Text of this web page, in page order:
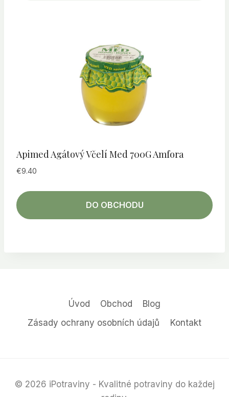
Apimed Agátový Včelí Med 700G Amfora
€9.40
DO OBCHODU
Úvod Obchod
Blog
Zásady ochrany osobních údajů
Kontakt
© 2026 iPotraviny - Kvalitné potraviny do každej